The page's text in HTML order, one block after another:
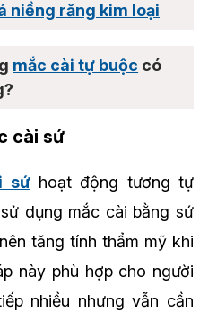
niềng răng kim loại
mắc cài tự buộc có
cài sứ
sứhoạt động tương tự
dụng mắc cài bằng sứ
tăng tính thẩm mỹ khi
này phù hợp cho người
nhiều nhưng vẫn cần